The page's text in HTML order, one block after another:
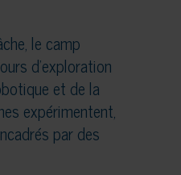
le camp
d’exploration
et de la
expérimentent,
par des